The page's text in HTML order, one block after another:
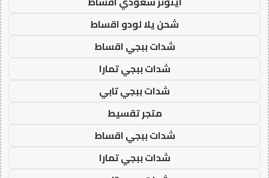
شحن يلا لودو اقساط
شدات ببجي اقساط
شدات ببجي تمارا
شدات ببجي تابي
متجر تقسيط
شدات ببجي اقساط
شدات ببجي تمارا